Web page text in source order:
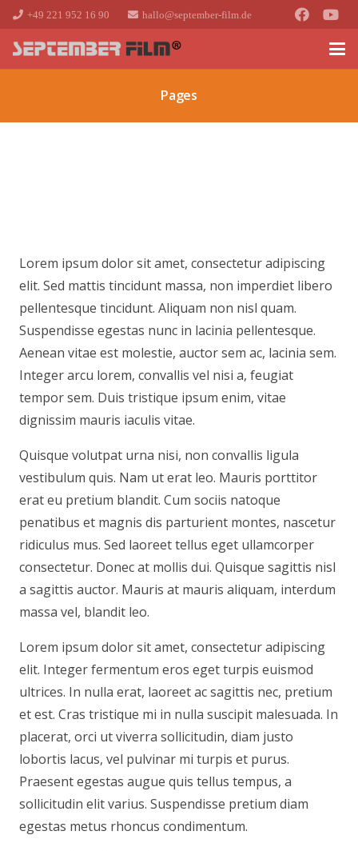
+49 221 952 16 90 hallo@september-film.de
Pages
Lorem ipsum dolor sit amet, consectetur adipiscing
elit. Sed mattis tincidunt massa, non imperdiet libero
pellentesque tincidunt. Aliquam non nisl quam.
Suspendisse egestas nunc in lacinia pellentesque.
Aenean vitae est molestie, auctor sem ac, lacinia sem.
Integer arcu lorem, convallis vel nisi a, feugiat
tempor sem. Duis tristique ipsum enim, vitae
dignissim mauris iaculis vitae.
Quisque volutpat urna nisi, non convallis ligula
vestibulum quis. Nam ut erat leo. Mauris porttitor
erat eu pretium blandit. Cum sociis natoque
penatibus et magnis dis parturient montes, nascetur
ridiculus mus. Sed laoreet tellus eget ullamcorper
consectetur. Donec at mollis dui. Quisque sagittis nisl
a sagittis auctor. Mauris at mauris aliquam, interdum
massa vel, blandit leo.
Lorem ipsum dolor sit amet, consectetur adipiscing
elit. Integer fermentum eros eget turpis euismod
ultrices. In nulla erat, laoreet ac sagittis nec, pretium
et est. Cras tristique mi in nulla suscipit malesuada. In
placerat, orci ut viverra sollicitudin, diam justo
lobortis lacus, vel pulvinar mi turpis et purus.
Praesent egestas augue quis tellus tempus, a
sollicitudin elit varius. Suspendisse pretium diam
egestas metus rhoncus condimentum.